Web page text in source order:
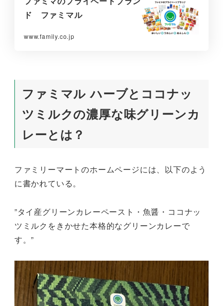
ド ファミマル
www.family.co.jp
ファミマル ハーブとココナッ
ツミルクの濃厚な味グリーンカ
レーとは？
ファミリーマートのホームページには、以下のよう
に書かれている。
”タイ産グリーンカレーペースト・魚醤・ココナッ
ツミルクをきかせた本格的なグリーンカレーで
す。”